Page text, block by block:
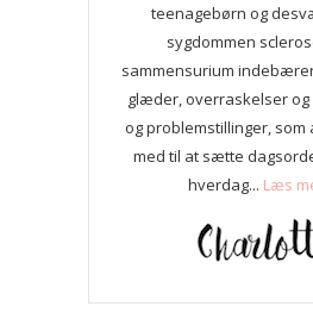
teenagebørn og
sygdommen
sammensurium
glæder, overraskelser
og problemstillinger, som
med til at sætte
hverdag... Læs